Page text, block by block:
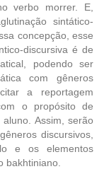
verbo morrer. E,
sintático-
concepção, esse
discursiva é de
podendo ser
com gêneros
a reportagem
o propósito de
Assim, serão
discursivos,
e os elementos
bakhtiniano.